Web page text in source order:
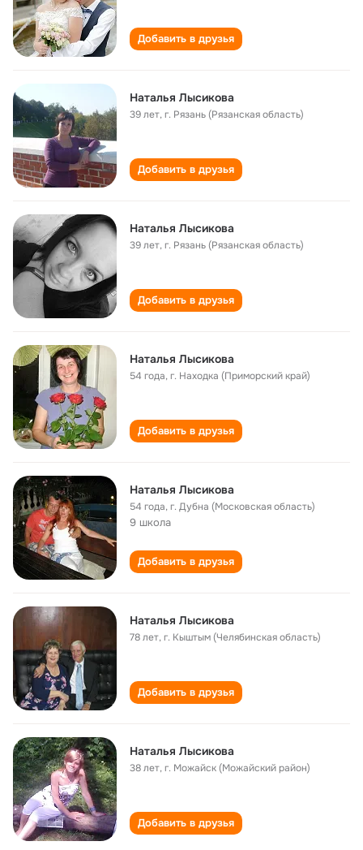
Добавить в друзья
Наталья Лысикова
39 лет,г. Рязань (Рязанская область)
Добавить в друзья
Наталья Лысикова
39 лет,г. Рязань (Рязанская область)
Добавить в друзья
Наталья Лысикова
54 года,г. Находка (Приморский край)
Добавить в друзья
Наталья Лысикова
54 года,г. Дубна (Московская область)
9 школа
Добавить в друзья
Наталья Лысикова
78 лет,г. Кыштым (Челябинская область)
Добавить в друзья
Наталья Лысикова
38 лет,г. Можайск (Можайский район)
Добавить в друзья